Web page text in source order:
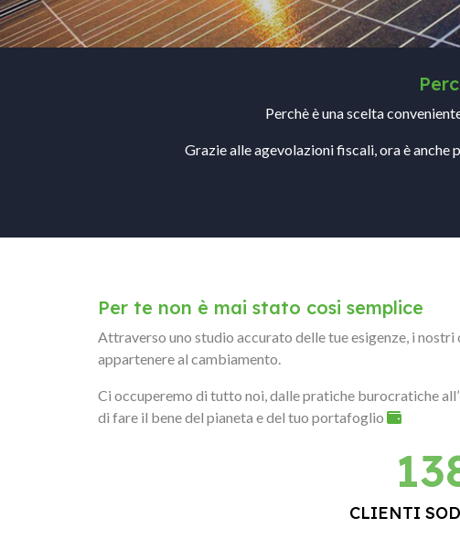
Perchè è una scelta
Grazie alle agevolazioni fiscali, ora è
Per te non è mai stato cosi semplice
Attraverso uno studio accurato delle tue esigenze, i
appartenere al cambiamento.
Ci occuperemo di tutto noi, dalle pratiche burocratiche
di fare il bene del pianeta e del tuo portafoglio
CLIENTI